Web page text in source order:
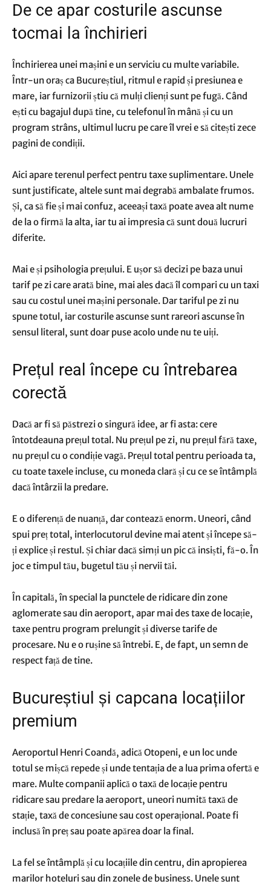
De ce apar costurile ascunse
tocmai la închirieri
Închirierea unei mașini e un serviciu cu multe variabile.
Într-un oraș ca Bucureștiul, ritmul e rapid și presiunea e
mare, iar furnizorii știu că mulți clienți sunt pe fugă. Când
ești cu bagajul după tine, cu telefonul în mână și cu un
program strâns, ultimul lucru pe care îl vrei e să citești zece
pagini de condiții.
Aici apare terenul perfect pentru taxe suplimentare. Unele
sunt justificate, altele sunt mai degrabă ambalate frumos.
Și, ca să fie și mai confuz, aceeași taxă poate avea alt nume
de la o firmă la alta, iar tu ai impresia că sunt două lucruri
diferite.
Mai e și psihologia prețului. E ușor să decizi pe baza unui
tarif pe zi care arată bine, mai ales dacă îl compari cu un taxi
sau cu costul unei mașini personale. Dar tariful pe zi nu
spune totul, iar costurile ascunse sunt rareori ascunse în
sensul literal, sunt doar puse acolo unde nu te uiți.
Prețul real începe cu întrebarea
corectă
Dacă ar fi să păstrezi o singură idee, ar fi asta: cere
întotdeauna prețul total. Nu prețul pe zi, nu prețul fără taxe,
nu prețul cu o condiție vagă. Prețul total pentru perioada ta,
cu toate taxele incluse, cu moneda clară și cu ce se întâmplă
dacă întârzii la predare.
E o diferență de nuanță, dar contează enorm. Uneori, când
spui preț total, interlocutorul devine mai atent și începe să-
ți explice și restul. Și chiar dacă simți un pic că insiști, fă-o. În
joc e timpul tău, bugetul tău și nervii tăi.
În capitală, în special la punctele de ridicare din zone
aglomerate sau din aeroport, apar mai des taxe de locație,
taxe pentru program prelungit și diverse tarife de
procesare. Nu e o rușine să întrebi. E, de fapt, un semn de
respect față de tine.
Bucureștiul și capcana locațiilor
premium
Aeroportul Henri Coandă, adică Otopeni, e un loc unde
totul se mișcă repede și unde tentația de a lua prima ofertă e
mare. Multe companii aplică o taxă de locație pentru
ridicare sau predare la aeroport, uneori numită taxă de
stație, taxă de concesiune sau cost operațional. Poate fi
inclusă în preț sau poate apărea doar la final.
La fel se întâmplă și cu locațiile din centru, din apropierea
marilor hoteluri sau din zonele de business. Unele sunt